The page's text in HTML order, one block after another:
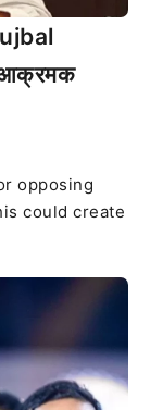
आक्रमक
opposing
could create